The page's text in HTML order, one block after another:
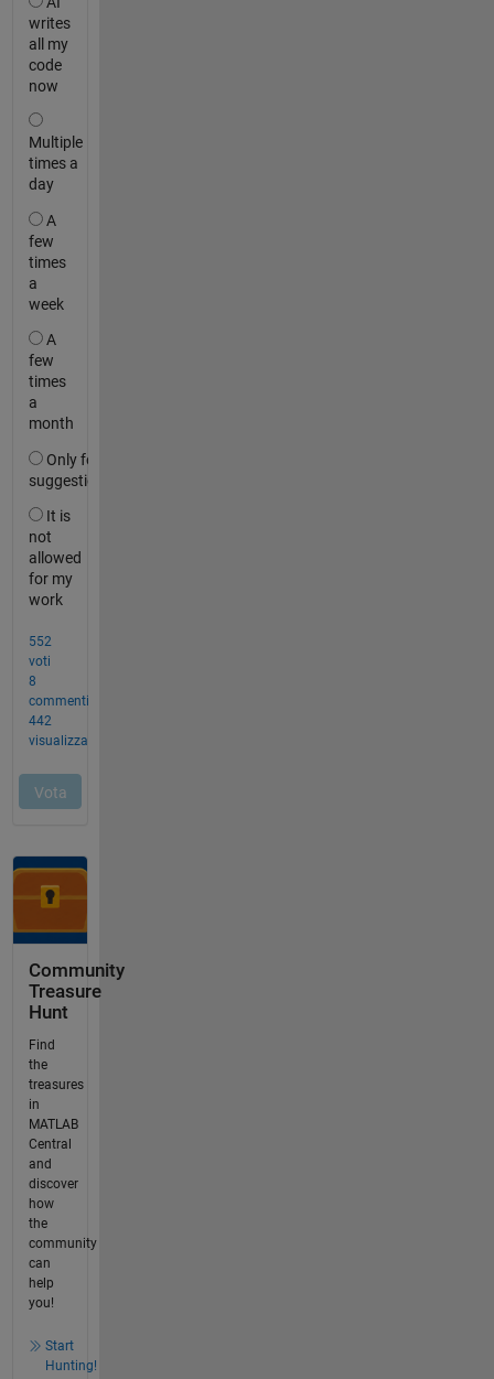
Community
Treasure
Hunt
Find
the
treasures
in
MATLAB
Central
and
discover
how
the
community
can
help
you!
Start
Hunting!